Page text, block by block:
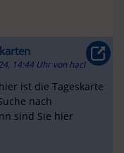
14:44 Uhr vonhacl
ist die Tageskarte
nach
sind Sie hier